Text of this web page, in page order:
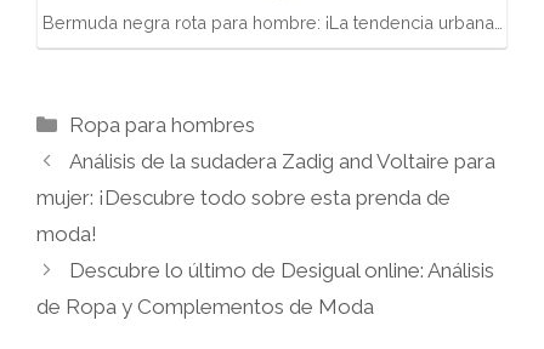
Bermuda negra rota para hombre: ¡La tendencia urbana…
Categorías
Ropa para hombres
Análisis de la sudadera Zadig and Voltaire para
mujer: ¡Descubre todo sobre esta prenda de
moda!
Descubre lo último de Desigual online: Análisis
de Ropa y Complementos de Moda